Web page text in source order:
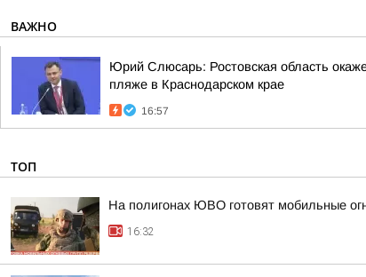
ВАЖНО
Юрий Слюсарь: Ростовская область
пляже в Краснодарском крае
16:57
ТОП
На полигонах ЮВО готовят мобильные
16:32